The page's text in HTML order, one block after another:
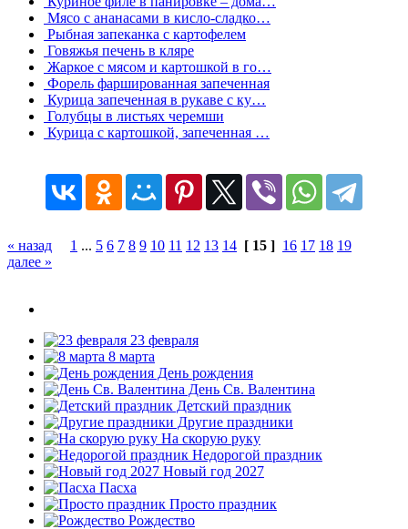
Мясо с ананасами в кисло-сладко…
Рыбная запеканка с картофелем
Говяжья печень в кляре
Жаркое с мясом и картошкой в го…
Форель фаршированная запеченная
Курица запеченная в рукаве с ку…
Голубцы в листьях черемши
Курица с картошкой, запеченная …
« назад 1 ... 5 6 7 8 9 10 11 12 13 14 [ 15 ] 16 17 18 19
далее »
23 февраля
8 марта
День рождения
День Св. Валентина
Детский праздник
Другие праздники
На скорую руку
Недорогой праздник
Новый год 2027
Пасха
Просто праздник
Рождество